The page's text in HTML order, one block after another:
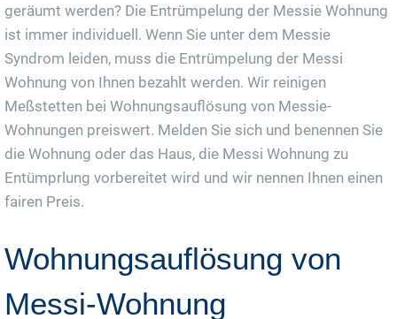
geräumt werden? Die Entrümpelung der Messie Wohnung
ist immer individuell. Wenn Sie unter dem Messie
Syndrom leiden, muss die Entrümpelung der Messi
Wohnung von Ihnen bezahlt werden. Wir reinigen
Meßstetten bei Wohnungsauflösung von Messie-
Wohnungen preiswert. Melden Sie sich und benennen Sie
die Wohnung oder das Haus, die Messi Wohnung zu
Entümprlung vorbereitet wird und wir nennen Ihnen einen
fairen Preis.
Wohnungsauflösung von
Messi-Wohnung